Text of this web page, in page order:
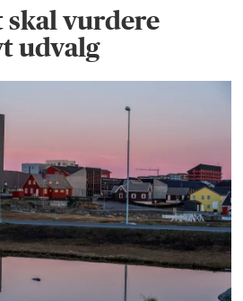
skal vurdere
udvalg